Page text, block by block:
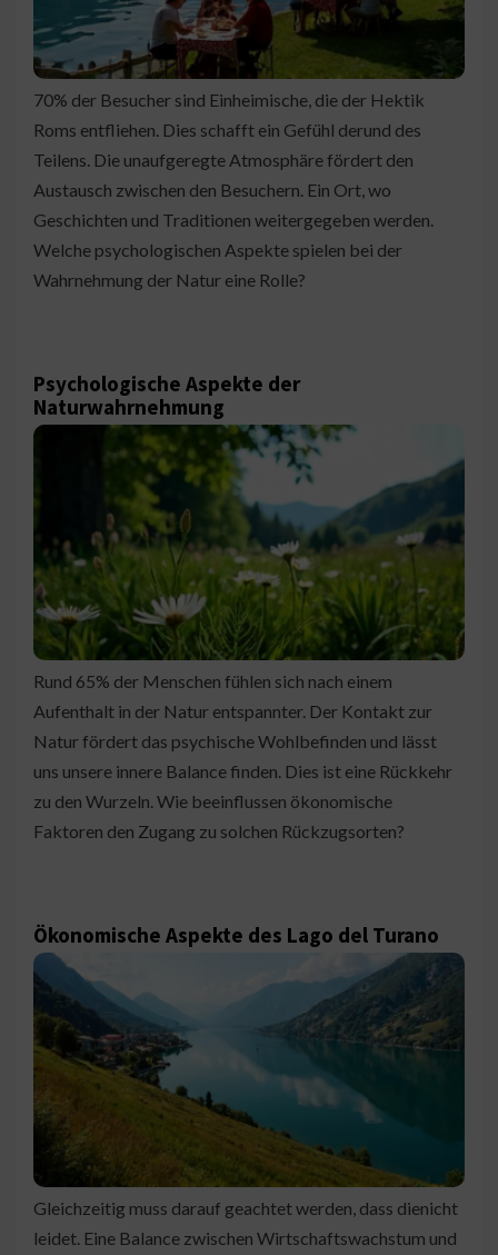
70% der Besucher sind Einheimische, die der Hektik
Roms entfliehen. Dies schafft ein Gefühl derund des
Teilens. Die unaufgeregte Atmosphäre fördert den
Austausch zwischen den Besuchern. Ein Ort, wo
Geschichten und Traditionen weitergegeben werden.
Welche psychologischen Aspekte spielen bei der
Wahrnehmung der Natur eine Rolle?
Psychologische Aspekte der
Naturwahrnehmung
Rund 65% der Menschen fühlen sich nach einem
Aufenthalt in der Natur entspannter. Der Kontakt zur
Natur fördert das psychische Wohlbefinden und lässt
uns unsere innere Balance finden. Dies ist eine Rückkehr
zu den Wurzeln. Wie beeinflussen ökonomische
Faktoren den Zugang zu solchen Rückzugsorten?
Ökonomische Aspekte des Lago del Turano
Gleichzeitig muss darauf geachtet werden, dass dienicht
leidet. Eine Balance zwischen Wirtschaftswachstum und